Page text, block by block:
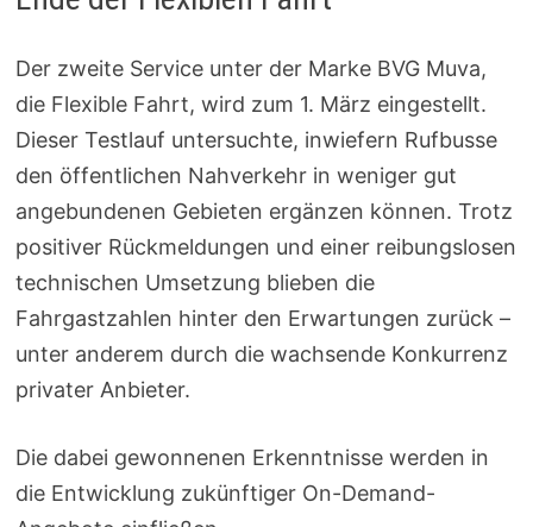
Der zweite Service unter der Marke BVG Muva,
die Flexible Fahrt, wird zum 1. März eingestellt.
Dieser Testlauf untersuchte, inwiefern Rufbusse
den öffentlichen Nahverkehr in weniger gut
angebundenen Gebieten ergänzen können. Trotz
positiver Rückmeldungen und einer reibungslosen
technischen Umsetzung blieben die
Fahrgastzahlen hinter den Erwartungen zurück –
unter anderem durch die wachsende Konkurrenz
privater Anbieter.
Die dabei gewonnenen Erkenntnisse werden in
die Entwicklung zukünftiger On-Demand-